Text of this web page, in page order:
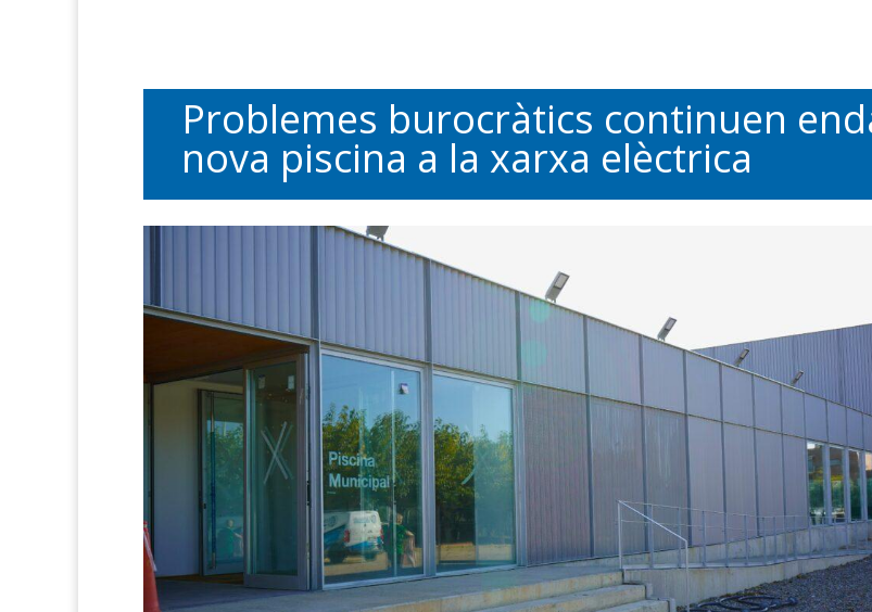
Problemes burocràtics continuen
nova piscina a la xarxa elèctrica